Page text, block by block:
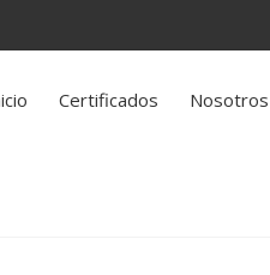
Certificados Nosotros